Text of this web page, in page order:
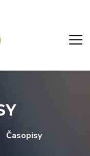
Časopisy